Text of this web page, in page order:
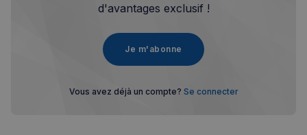
d'avantages exclusif !
Je m'abonne
Vous avez déjà un compte? Se connecter